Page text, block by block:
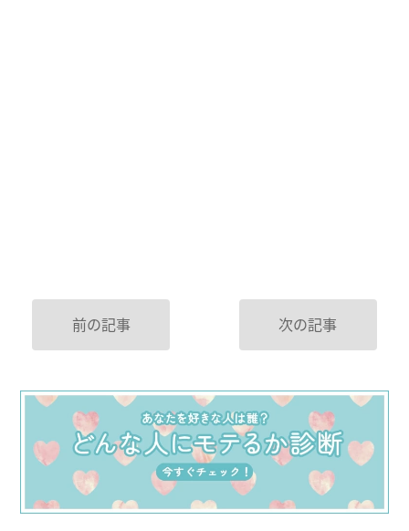
前の記事 次の記事